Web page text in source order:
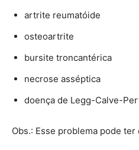
artrite reumatóide
osteoartrite
bursite troncantérica
necrose asséptica
doença de Legg-Calve-
Obs.: Esse problema pode ter